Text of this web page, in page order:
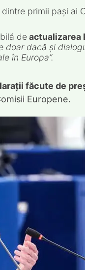
primii pași ai
deactualizarea
doar dacă și
în Europa”.
făcute de
Europene.